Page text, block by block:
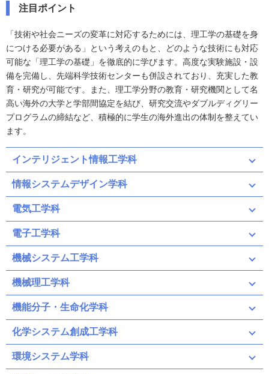
注目ポイント
「技術や社会ニーズの変革に対応するためには、理工学の基礎を身
につける必要がある」という考えのもと、どのような技術にも対応
可能な「理工学の基礎」を徹底的に学びます。高度な実験施設・設
備を完備し、先端科学技術センターも併設されており、充実した教
育・研究が可能です。また、理工学分野の教育・研究機関として名
高い海外の大学と学部間協定を結び、研究交流やダブルディグリー
プログラムの締結など、積極的に学生の海外進出の体制を整えてい
ます。
インテリジェント情報工学科
情報システムデザイン学科
電気工学科
電子工学科
機械システム工学科
機械理工学科
機能分子・生命化学科
化学システム創成工学科
環境システム学科